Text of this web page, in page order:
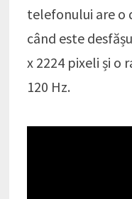
telefonului are o
când este
x 2224 pixeli și o
120 Hz.